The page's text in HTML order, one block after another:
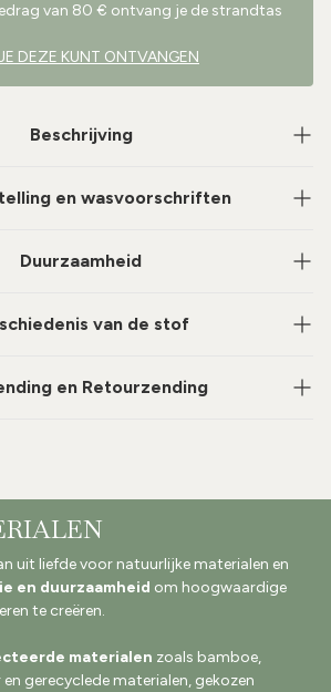
van 80 € ontvang je de strandtas
DEZE KUNT ONTVANGEN
Beschrijving
en wasvoorschriften
Duurzaamheid
van de stof
en Retourzending
uit liefde voor natuurlijke materialen en
en duurzaamheid om hoogwaardige
te creëren.
materialen zoals bamboe,
gerecyclede materialen, gekozen